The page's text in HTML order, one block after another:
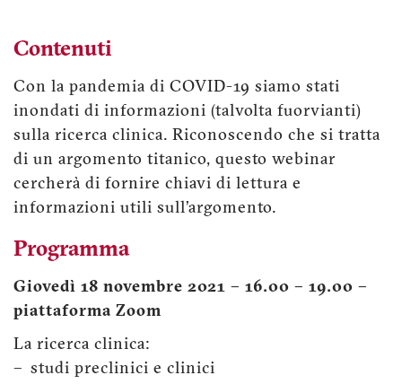
Contenuti
Con la pandemia di COVID-19 siamo stati
inondati di informazioni (talvolta fuorvianti)
sulla ricerca clinica. Riconoscendo che si tratta
di un argomento titanico, questo webinar
cercherà di fornire chiavi di lettura e
informazioni utili sull’argomento.
Programma
Giovedì 18 novembre 2021 – 16.00 – 19.00 –
piattaforma Zoom
La ricerca clinica:
– studi preclinici e clinici